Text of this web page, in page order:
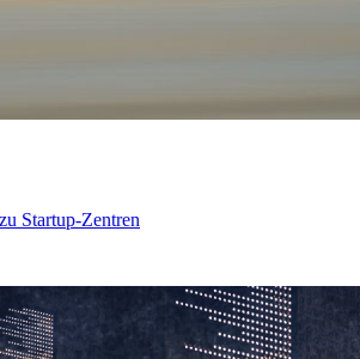
Startup-Zentren